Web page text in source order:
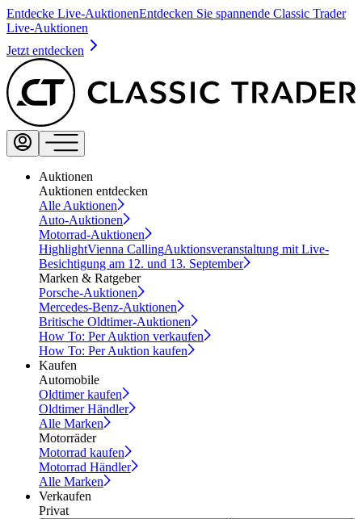
Entdecke Live-AuktionenEntdecken Sie spannende Classic Trader
Live-Auktionen
Jetzt entdecken
Auktionen
Auktionen entdecken
Alle Auktionen
Auto-Auktionen
Motorrad-Auktionen
HighlightVienna CallingAuktionsveranstaltung mit Live-
Besichtigung am 12. und 13. September
Marken & Ratgeber
Porsche-Auktionen
Mercedes-Benz-Auktionen
Britische Oldtimer-Auktionen
How To: Per Auktion verkaufen
How To: Per Auktion kaufen
Kaufen
Automobile
Oldtimer kaufen
Oldtimer Händler
Alle Marken
Motorräder
Motorrad kaufen
Motorrad Händler
Alle Marken
Verkaufen
Privat